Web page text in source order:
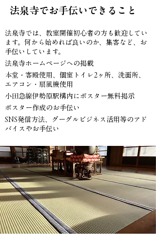
​法泉寺でお手伝いできること
法泉寺では、教室開催初心者の方も歓迎してい
ます。何から始めれば良いのか、集客など、お
手伝いしています。
法泉寺ホームページへの掲載
​本堂・客殿使用、個室トイレ2ヶ所、洗面所、
エアコン・扇風機使用
小田急線伊勢原駅構内にポスター無料掲示
ポスター作成のお手伝い
SNS発信方法、グーグルビジネス活用等のアド
バイスやお手伝い